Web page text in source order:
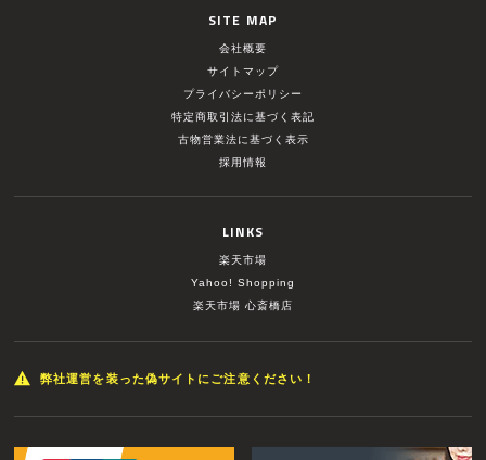
SITE MAP
会社概要
サイトマップ
プライバシーポリシー
特定商取引法に基づく表記
古物営業法に基づく表示
採用情報
LINKS
楽天市場
Yahoo! Shopping
楽天市場 心斎橋店
弊社運営を装った偽サイトにご注意ください！